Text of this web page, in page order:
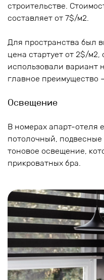
строительстве.
составляет от 7$/м2.
Для пространства был
цена стартует от 2$/
использовали вариант
главное преимущество
Освещение
В номерах апарт-отеля
потолочный, подвесные
тоновое освещение,
прикроватных бра.